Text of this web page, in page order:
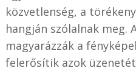
közvetlenség, a
hangján szólalnak meg.
magyarázzák a
felerősítik azok